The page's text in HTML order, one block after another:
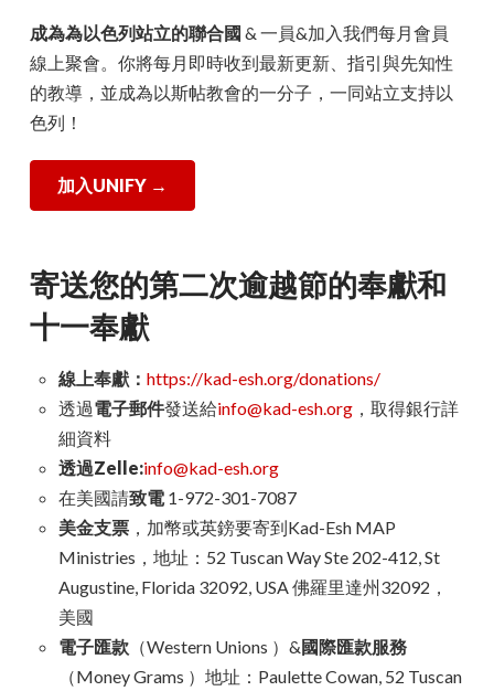
成為為以色列站立的聯合國 & 一員&加入我們每月會員
線上聚會。你將每月即時收到最新更新、指引與先知性
的教導，並成為以斯帖教會的一分子，一同站立支持以
色列！
加入UNIFY →
寄送您的第二次逾越節的奉獻和
十一奉獻
線上奉獻：https://kad-esh.org/donations/
透過電子郵件發送給info@kad-esh.org ，取得銀行詳
細資料
透過Zelle:info@kad-esh.org
在美國請致電1-972-301-7087
美金支票 ，加幣或英鎊要寄到Kad-Esh MAP
Ministries，地址：52 Tuscan Way Ste 202-412, St
Augustine, Florida 32092, USA 佛羅里達州32092，
美國
電子匯款 （Western Unions ）&國際匯款服務
（Money Grams ）地址：Paulette Cowan, 52 Tuscan